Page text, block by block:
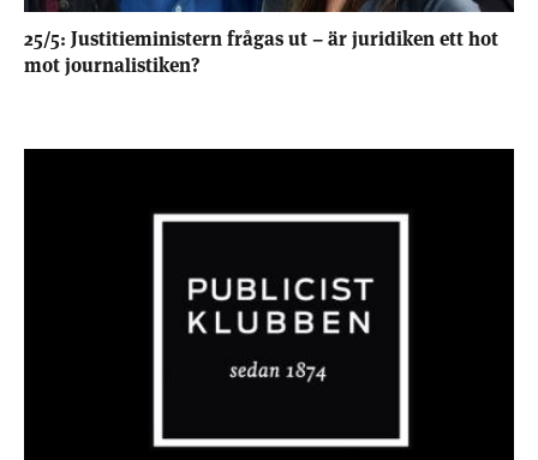
25/5: Justitieministern frågas ut – är juridiken ett hot
mot journalistiken?